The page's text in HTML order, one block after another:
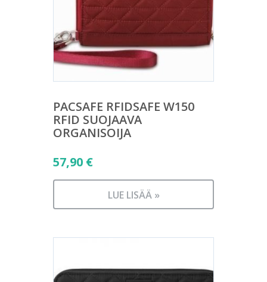
PACSAFE RFIDSAFE W150
RFID SUOJAAVA
ORGANISOIJA
57,90 €
LUE LISÄÄ »